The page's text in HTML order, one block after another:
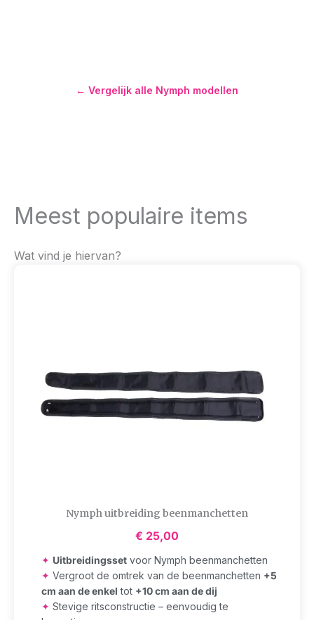
← Vergelijk alle Nymph modellen
Meest populaire items
Wat vind je hiervan?
Nymph uitbreiding beenmanchetten
€ 25,00
✦ Uitbreidingsset voor Nymph beenmanchetten
✦ Vergroot de omtrek van de beenmanchetten +5
cm aan de enkel tot +10 cm aan de dij
✦ Stevige ritsconstructie – eenvoudig te